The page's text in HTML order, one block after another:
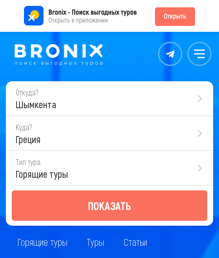
Контакты Меню
Откуда?
Шымкента
Куда?
Греция
Тип тура
Горящие туры
ПОКАЗАТЬ
Горящие туры Туры Статьи